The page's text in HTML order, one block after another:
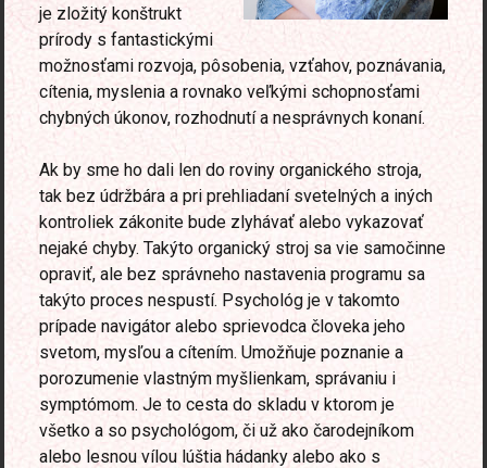
je zložitý konštrukt
prírody s fantastickými
možnosťami rozvoja, pôsobenia, vzťahov, poznávania,
cítenia, myslenia a rovnako veľkými schopnosťami
chybných úkonov, rozhodnutí a nesprávnych konaní.
Ak by sme ho dali len do roviny organického stroja,
tak bez údržbára a pri prehliadaní svetelných a iných
kontroliek zákonite bude zlyhávať alebo vykazovať
nejaké chyby. Takýto organický stroj sa vie samočinne
opraviť, ale bez správneho nastavenia programu sa
takýto proces nespustí. Psychológ je v takomto
prípade navigátor alebo sprievodca človeka jeho
svetom, mysľou a cítením. Umožňuje poznanie a
porozumenie vlastným myšlienkam, správaniu i
symptómom. Je to cesta do skladu v ktorom je
všetko a so psychológom, či už ako čarodejníkom
alebo lesnou vílou lúštia hádanky alebo ako s